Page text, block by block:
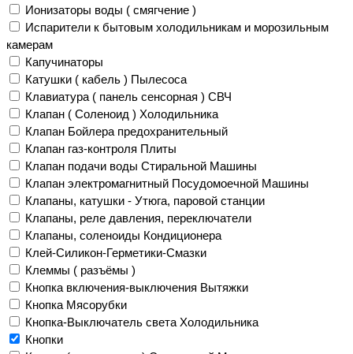
Ионизаторы воды ( смягчение )
Испарители к бытовым холодильникам и морозильным
камерам
Капучинаторы
Катушки ( кабель ) Пылесоса
Клавиатура ( панель сенсорная ) СВЧ
Клапан ( Соленоид ) Холодильника
Клапан Бойлера предохранительный
Клапан газ-контроля Плиты
Клапан подачи воды Стиральной Машины
Клапан электромагнитный Посудомоечной Машины
Клапаны, катушки - Утюга, паровой станции
Клапаны, реле давления, переключатели
Клапаны, соленоиды Кондиционера
Клей-Силикон-Герметики-Смазки
Клеммы ( разъёмы )
Кнопка включения-выключения Вытяжки
Кнопка Мясорубки
Кнопка-Выключатель света Холодильника
Кнопки